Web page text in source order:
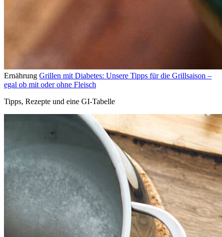
Ernährung Grillen mit Diabetes: Unsere Tipps für die Grillsaison –
egal ob mit oder ohne Fleisch
Tipps, Rezepte und eine GI-Tabelle